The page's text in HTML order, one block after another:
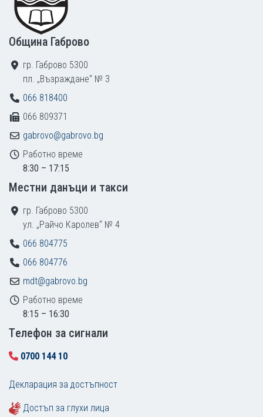
Община Габрово
гр. Габрово 5300
пл. „Възраждане“ № 3
066 818400
066 809371
gabrovo@gabrovo.bg
Работно време
8:30 – 17:15
Местни данъци и такси
гр. Габрово 5300
ул. „Райчо Каролев“ № 4
066 804775
066 804776
mdt@gabrovo.bg
Работно време
8:15 – 16:30
Tелефон за сигнали
0700 144 10
Декларация за достъпност
Достъп за глухи лица